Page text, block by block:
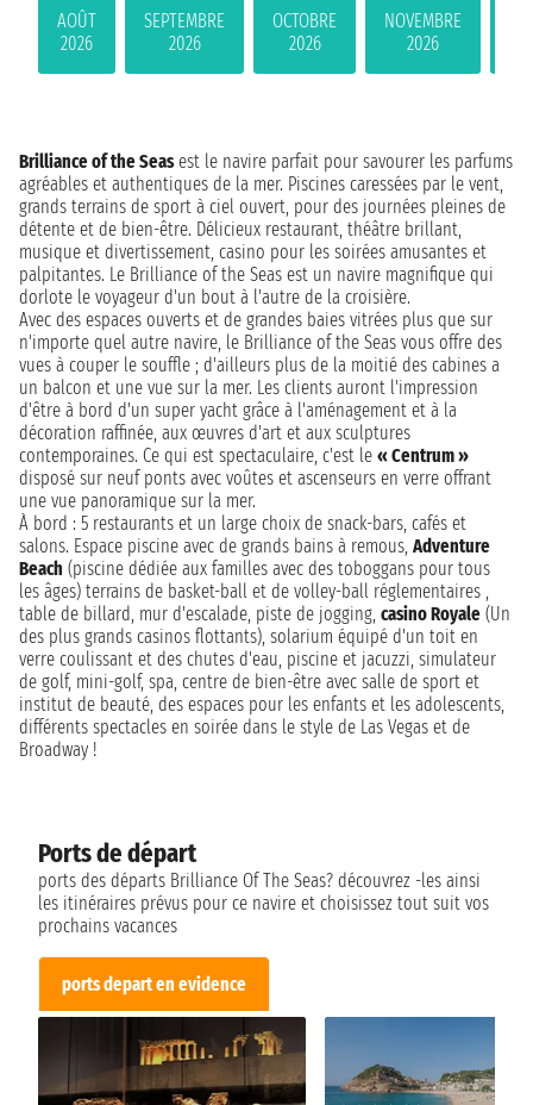
AOÛT
2026
SEPTEMBRE
2026
OCTOBRE
2026
NOVEMBRE
2026
Ports de départ
ports des départs Brilliance Of The Seas? découvrez -les ainsi
les itinéraires prévus pour ce navire et choisissez tout suit vos
prochains vacances
ports depart en evidence
Brilliance of the Seasest le navire parfait pour savourer les parfums
agréables et authentiques de la mer. Piscines caressées par le vent,
grands terrains de sport à ciel ouvert, pour des journées pleines de
détente et de bien-être. Délicieux restaurant, théâtre brillant,
musique et divertissement, casino pour les soirées amusantes et
palpitantes. Le Brilliance of the Seas est un navire magnifique qui
dorlote le voyageur d'un bout à l'autre de la croisière.
Avec des espaces ouverts et de grandes baies vitrées plus que sur
n'importe quel autre navire, le Brilliance of the Seas vous offre des
vues à couper le souffle ; d'ailleurs plus de la moitié des cabines a
un balcon et une vue sur la mer. Les clients auront l'impression
d'être à bord d'un super yacht grâce à l'aménagement et à la
décoration raffinée, aux œuvres d'art et aux sculptures
contemporaines. Ce qui est spectaculaire, c'est le « Centrum »
disposé sur neuf ponts avec voûtes et ascenseurs en verre offrant
une vue panoramique sur la mer.
À bord : 5 restaurants et un large choix de snack-bars, cafés et
salons. Espace piscine avec de grands bains à remous, Adventure
Beach (piscine dédiée aux familles avec des toboggans pour tous
les âges) terrains de basket-ball et de volley-ball réglementaires ,
table de billard, mur d'escalade, piste de jogging, casino Royale (Un
des plus grands casinos flottants), solarium équipé d'un toit en
verre coulissant et des chutes d'eau, piscine et jacuzzi, simulateur
de golf, mini-golf, spa, centre de bien-être avec salle de sport et
institut de beauté, des espaces pour les enfants et les adolescents,
différents spectacles en soirée dans le style de Las Vegas et de
Broadway !